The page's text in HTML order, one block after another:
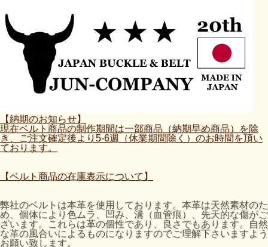
【納期のお知らせ】
現在ベルト商品の制作期間は一部商品（納期早め商品）を除
き、ご注文確定後より5-6週（休業期間除く）のお時間を頂い
ております。
【ベルト商品の在庫表示について】
弊社のベルトは本革を使用しております。本革は天然素材のた
め、個体により色ムラ、凹み、溝（血管痕）、先天的な傷がご
ざいます。これらは革の個性であり、良さでもあります。自然
な革の風合いによるものになりますのでご理解下さいますよう
お願い致します。